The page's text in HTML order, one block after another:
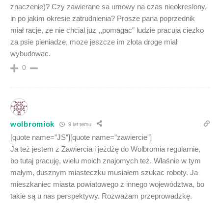
znaczenie)? Czy zawierane sa umowy na czas nieokreslony,
in po jakim okresie zatrudnienia? Prosze pana poprzednik
miał racje, ze nie chcial juz ,,pomagac” ludzie pracuja ciezko
za psie pieniadze, moze jeszcze im złota droge miał
wybudowac.
0
wolbromiok 9 lat temu
[quote name=”JS”][quote name=”zawiercie”]
Ja też jestem z Zawiercia i jeżdżę do Wolbromia regularnie,
bo tutaj pracuję, wielu moich znajomych też. Właśnie w tym
małym, dusznym miasteczku musiałem szukac roboty. Ja
mieszkaniec miasta powiatowego z innego województwa, bo
takie są u nas perspektywy. Rozważam przeprowadzkę.